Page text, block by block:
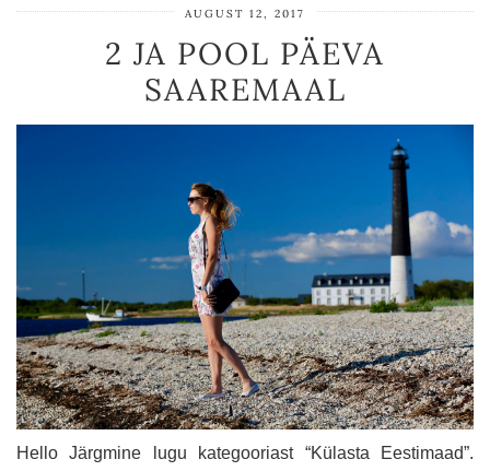
AUGUST 12, 2017
2 JA POOL PÄEVA
SAAREMAAL
Hello Järgmine lugu kategooriast “Külasta Eestimaad”.